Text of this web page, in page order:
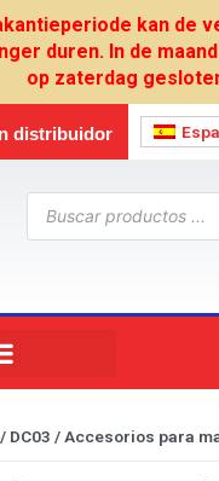
kan de
duren. In de
op zaterdag
distribuidor
Búsqueda
productos
/ DC03 / Accesorios para